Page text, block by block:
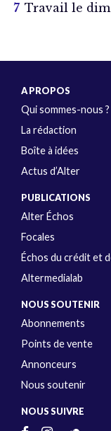
Travail le
A PROPOS
Qui sommes-nous ?
La rédaction
Boîte à idées
Actus d’Alter
PUBLICATIONS
Alter Échos
Focales
Échos du crédit et
Altermedialab
NOUS SOUTENIR
Abonnements
Points de vente
Annonceurs
Nous soutenir
NOUS SUIVRE